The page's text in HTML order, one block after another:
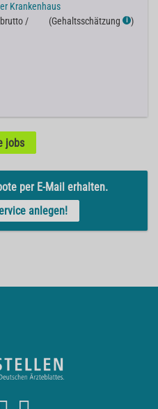
Krankenhaus
/
(Gehaltsschätzung ℹ )
jobs
per E-Mail erhalten.
anlegen!